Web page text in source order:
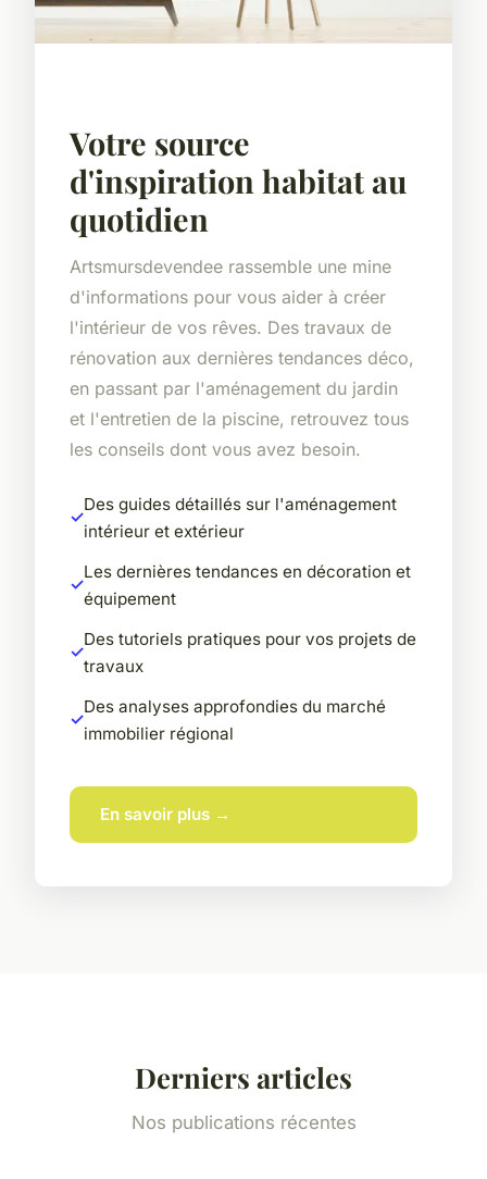
Votre source
d'inspiration habitat au
quotidien
Artsmursdevendee rassemble une mine
d'informations pour vous aider à créer
l'intérieur de vos rêves. Des travaux de
rénovation aux dernières tendances déco,
en passant par l'aménagement du jardin
et l'entretien de la piscine, retrouvez tous
les conseils dont vous avez besoin.
Des guides détaillés sur l'aménagement
intérieur et extérieur
Les dernières tendances en décoration et
équipement
Des tutoriels pratiques pour vos projets de
travaux
Des analyses approfondies du marché
immobilier régional
En savoir plus →
Derniers articles
Nos publications récentes